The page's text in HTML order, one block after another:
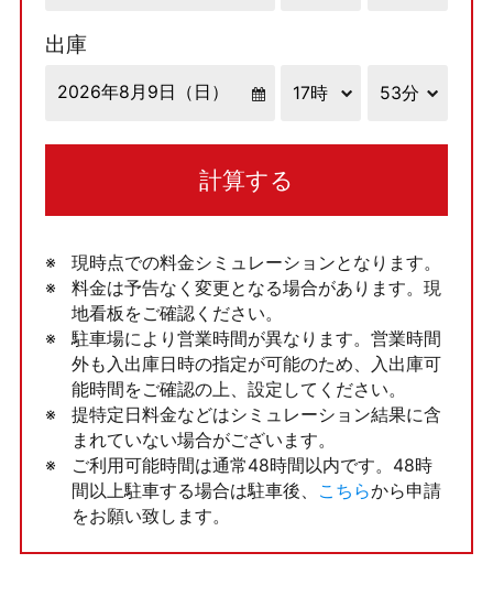
出庫
計算する
現時点での料金シミュレーションとなります。
料金は予告なく変更となる場合があります。現
地看板をご確認ください。
駐車場により営業時間が異なります。営業時間
外も入出庫日時の指定が可能のため、入出庫可
能時間をご確認の上、設定してください。
提特定日料金などはシミュレーション結果に含
まれていない場合がございます。
ご利用可能時間は通常48時間以内です。48時
間以上駐車する場合は駐車後、
こちらから申請
をお願い致します。